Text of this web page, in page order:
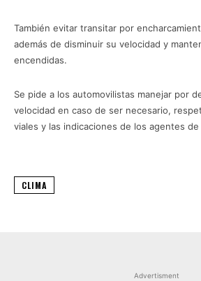
También evitar transitar por
además de disminuir su velocidad y
encendidas.
Se pide a los automovilistas manejar por
velocidad en caso de ser necesario,
viales y las indicaciones de los agentes de
CLIMA
Advertisment